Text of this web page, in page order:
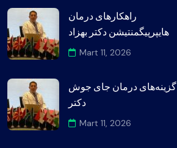
راهکارهای درمان
هایپرپیگمنتیشن دکتر بهزاد
Mart 11, 2026
گزینه‌های درمان جای جوش
دکتر
Mart 11, 2026